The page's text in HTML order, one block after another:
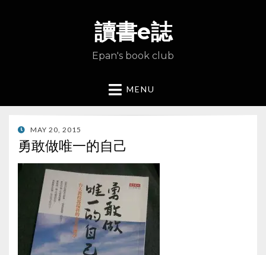
讀書e誌
Epan's book club
MENU
POSTED
ON
MAY 20, 2015
勇敢做唯一的自己